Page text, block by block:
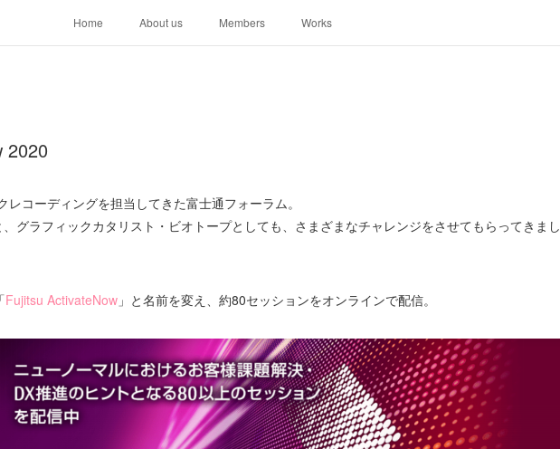
Home About us Members Works
2020
コーディングを担当してきた富士通フォーラム。
、グラフィックカタリスト・ビオトープとしても、さまざまなチャレンジをさせてもらってきまし
Fujitsu ActivateNow 」と名前を変え、約80セッションをオンラインで配信。